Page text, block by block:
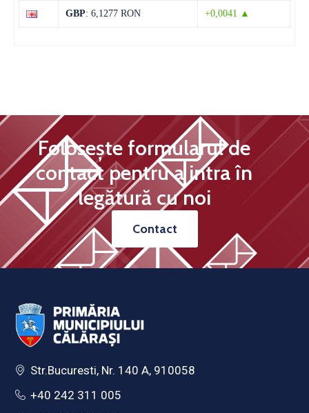
GBP: 6,1277 RON +0,0041 ▲
Folosește formularul de
contact pentru a intra în
legătură cu noi
Contact
Str.Bucuresti, Nr. 140 A, 910058
+40 242 311 005